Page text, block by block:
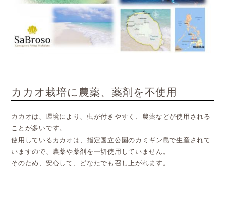
カカオ栽培に農薬、薬剤を不使用
カカオは、環境により、虫が付きやすく、農薬などが使用される
ことが多いです。
使用しているカカオは、指定国立公園のカミギン島で生産されて
いますので、農薬や薬剤を一切使用していません。
そのため、安心して、どなたでも召し上がれます。